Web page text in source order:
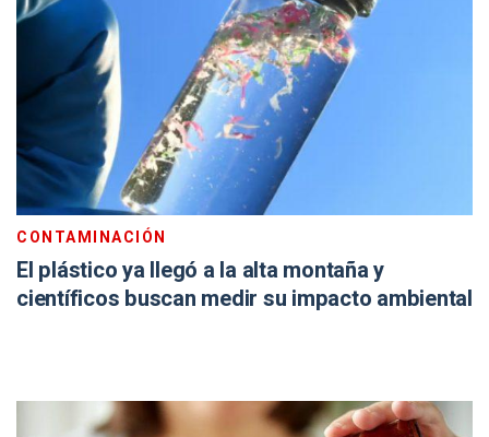
CONTAMINACIÓN
El plástico ya llegó a la alta montaña y
científicos buscan medir su impacto ambiental